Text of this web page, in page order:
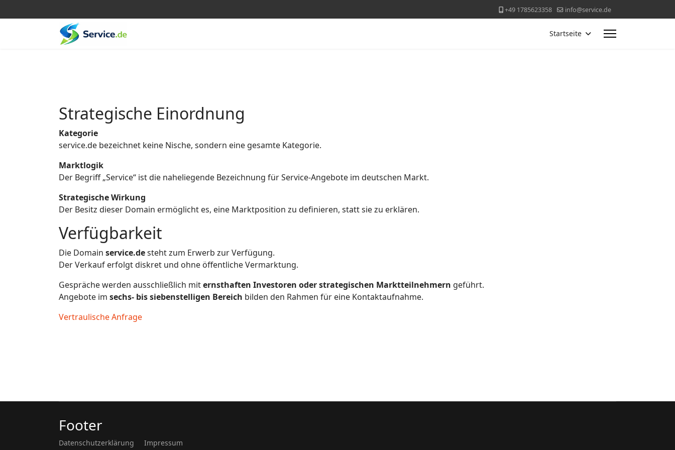
+49 1785623358 info@service.de
Startseite
Strategische Einordnung
Kategorie
service.de bezeichnet keine Nische, sondern eine gesamte Kategorie.
Marktlogik
Der Begriff „Service“ ist die naheliegende Bezeichnung für Service-Angebote im deutschen Markt.
Strategische Wirkung
Der Besitz dieser Domain ermöglicht es, eine Marktposition zu definieren, statt sie zu erklären.
Verfügbarkeit
Die Domain service.desteht zum Erwerb zur Verfügung.
Der Verkauf erfolgt diskret und ohne öffentliche Vermarktung.
Gespräche werden ausschließlich miternsthaften Investoren oder strategischen Marktteilnehmern geführt.
Angebote im sechs- bis siebenstelligen Bereich bilden den Rahmen für eine Kontaktaufnahme.
Vertraulische Anfrage
Footer
Datenschutzerklärung
Impressum